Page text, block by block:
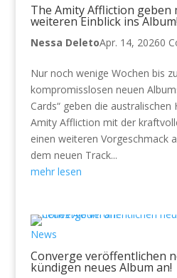
The Amity Affliction geben
weiteren Einblick ins Album!
Nessa DeletoApr. 14, 20260
Nur noch wenige Wochen bis
kompromisslosen neuen
Cards“ geben die australischen
Amity Affliction mit der
einen weiteren Vorgeschmack
dem neuen Track...
mehr lesen
News
Converge veröffentlichen
kündigen neues Album an!